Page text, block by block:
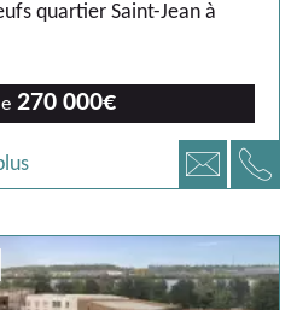
quartier Saint-Jean à
270 000€
📧 📞